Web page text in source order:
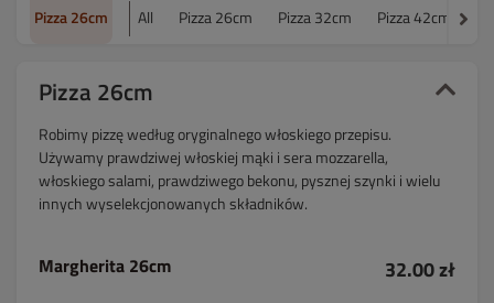
Pizza 26cm All Pizza 26cm Pizza 32cm Pizza 42cm
Pizza 26cm
Robimy pizzę według oryginalnego włoskiego przepisu.
Używamy prawdziwej włoskiej mąki i sera mozzarella,
włoskiego salami, prawdziwego bekonu, pysznej szynki i wielu
innych wyselekcjonowanych składników.
Margherita 26cm 32.00 zł